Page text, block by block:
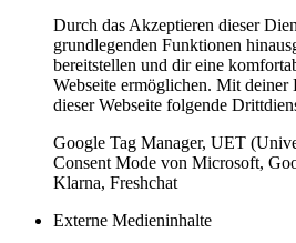
Durch das Akzeptieren dieser
grundlegenden Funktionen
bereitstellen und dir eine
Webseite ermöglichen. Mit
dieser Webseite folgende
Google Tag Manager, UET
Consent Mode von Microsoft,
Klarna, Freshchat
Externe Medieninhalte